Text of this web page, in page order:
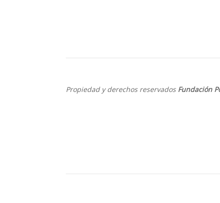
Propiedad y derechos reservados Fundación